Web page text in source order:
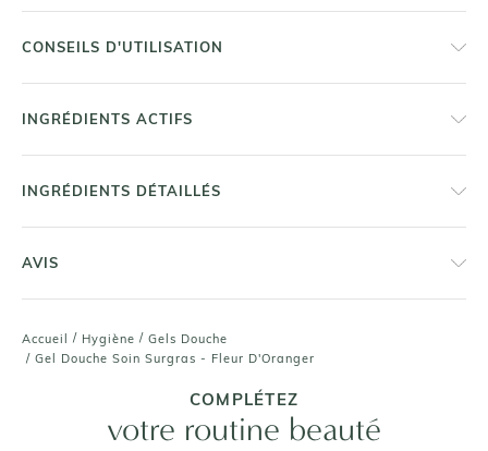
Accueil / Hygiène / Gels Douche
/ Gel Douche Soin Surgras - Fleur D'Oranger
CONSEILS D'UTILISATION
INGRÉDIENTS ACTIFS
INGRÉDIENTS DÉTAILLÉS
AVIS
COMPLÉTEZ
votre routine beauté